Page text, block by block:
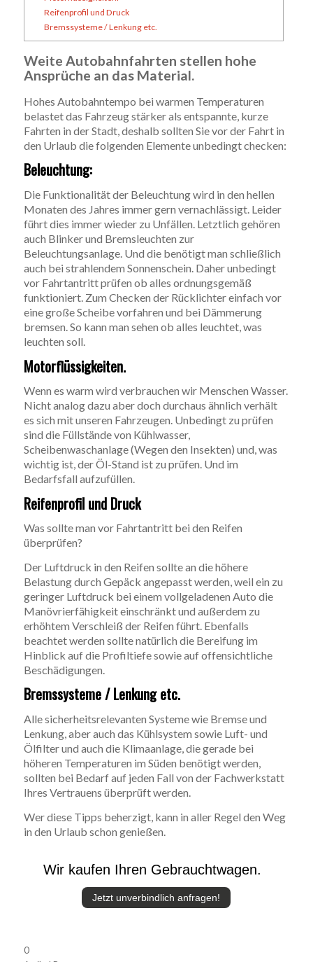
Reifenprofil und Druck
Bremssysteme / Lenkung etc.
Weite Autobahnfahrten stellen hohe
Ansprüche an das Material.
Hohes Autobahntempo bei warmen Temperaturen
belastet das Fahrzeug stärker als entspannte, kurze
Fahrten in der Stadt, deshalb sollten Sie vor der Fahrt in
den Urlaub die folgenden Elemente unbedingt checken:
Beleuchtung:
Die Funktionalität der Beleuchtung wird in den hellen
Monaten des Jahres immer gern vernachlässigt. Leider
führt dies immer wieder zu Unfällen. Letztlich gehören
auch Blinker und Bremsleuchten zur
Beleuchtungsanlage. Und die benötigt man schließlich
auch bei strahlendem Sonnenschein. Daher unbedingt
vor Fahrtantritt prüfen ob alles ordnungsgemäß
funktioniert. Zum Checken der Rücklichter einfach vor
eine große Scheibe vorfahren und bei Dämmerung
bremsen. So kann man sehen ob alles leuchtet, was
leuchten soll.
Motorflüssigkeiten.
Wenn es warm wird verbrauchen wir Menschen Wasser.
Nicht analog dazu aber doch durchaus ähnlich verhält
es sich mit unseren Fahrzeugen. Unbedingt zu prüfen
sind die Füllstände von Kühlwasser,
Scheibenwaschanlage (Wegen den Insekten) und, was
wichtig ist, der Öl-Stand ist zu prüfen. Und im
Bedarfsfall aufzufüllen.
Reifenprofil und Druck
Was sollte man vor Fahrtantritt bei den Reifen
überprüfen?
Der Luftdruck in den Reifen sollte an die höhere
Belastung durch Gepäck angepasst werden, weil ein zu
geringer Luftdruck bei einem vollgeladenen Auto die
Manövrierfähigkeit einschränkt und außerdem zu
erhöhtem Verschleiß der Reifen führt. Ebenfalls
beachtet werden sollte natürlich die Bereifung im
Hinblick auf die Profiltiefe sowie auf offensichtliche
Beschädigungen.
Bremssysteme / Lenkung etc.
Alle sicherheitsrelevanten Systeme wie Bremse und
Lenkung, aber auch das Kühlsystem sowie Luft- und
Ölfilter und auch die Klimaanlage, die gerade bei
höheren Temperaturen im Süden benötigt werden,
sollten bei Bedarf auf jeden Fall von der Fachwerkstatt
Ihres Vertrauens überprüft werden.
Wer diese Tipps beherzigt, kann in aller Regel den Weg
in den Urlaub schon genießen.
Wir kaufen Ihren Gebrauchtwagen.
Jetzt unverbindlich anfragen!
0